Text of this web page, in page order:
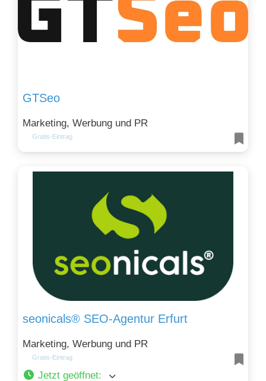
GTSeo
Marketing, Werbung und PR
Gratis-Eintrag
seonicals® SEO-Agentur Erfurt
Marketing, Werbung und PR
Gratis-Eintrag
Jetzt geöffnet: